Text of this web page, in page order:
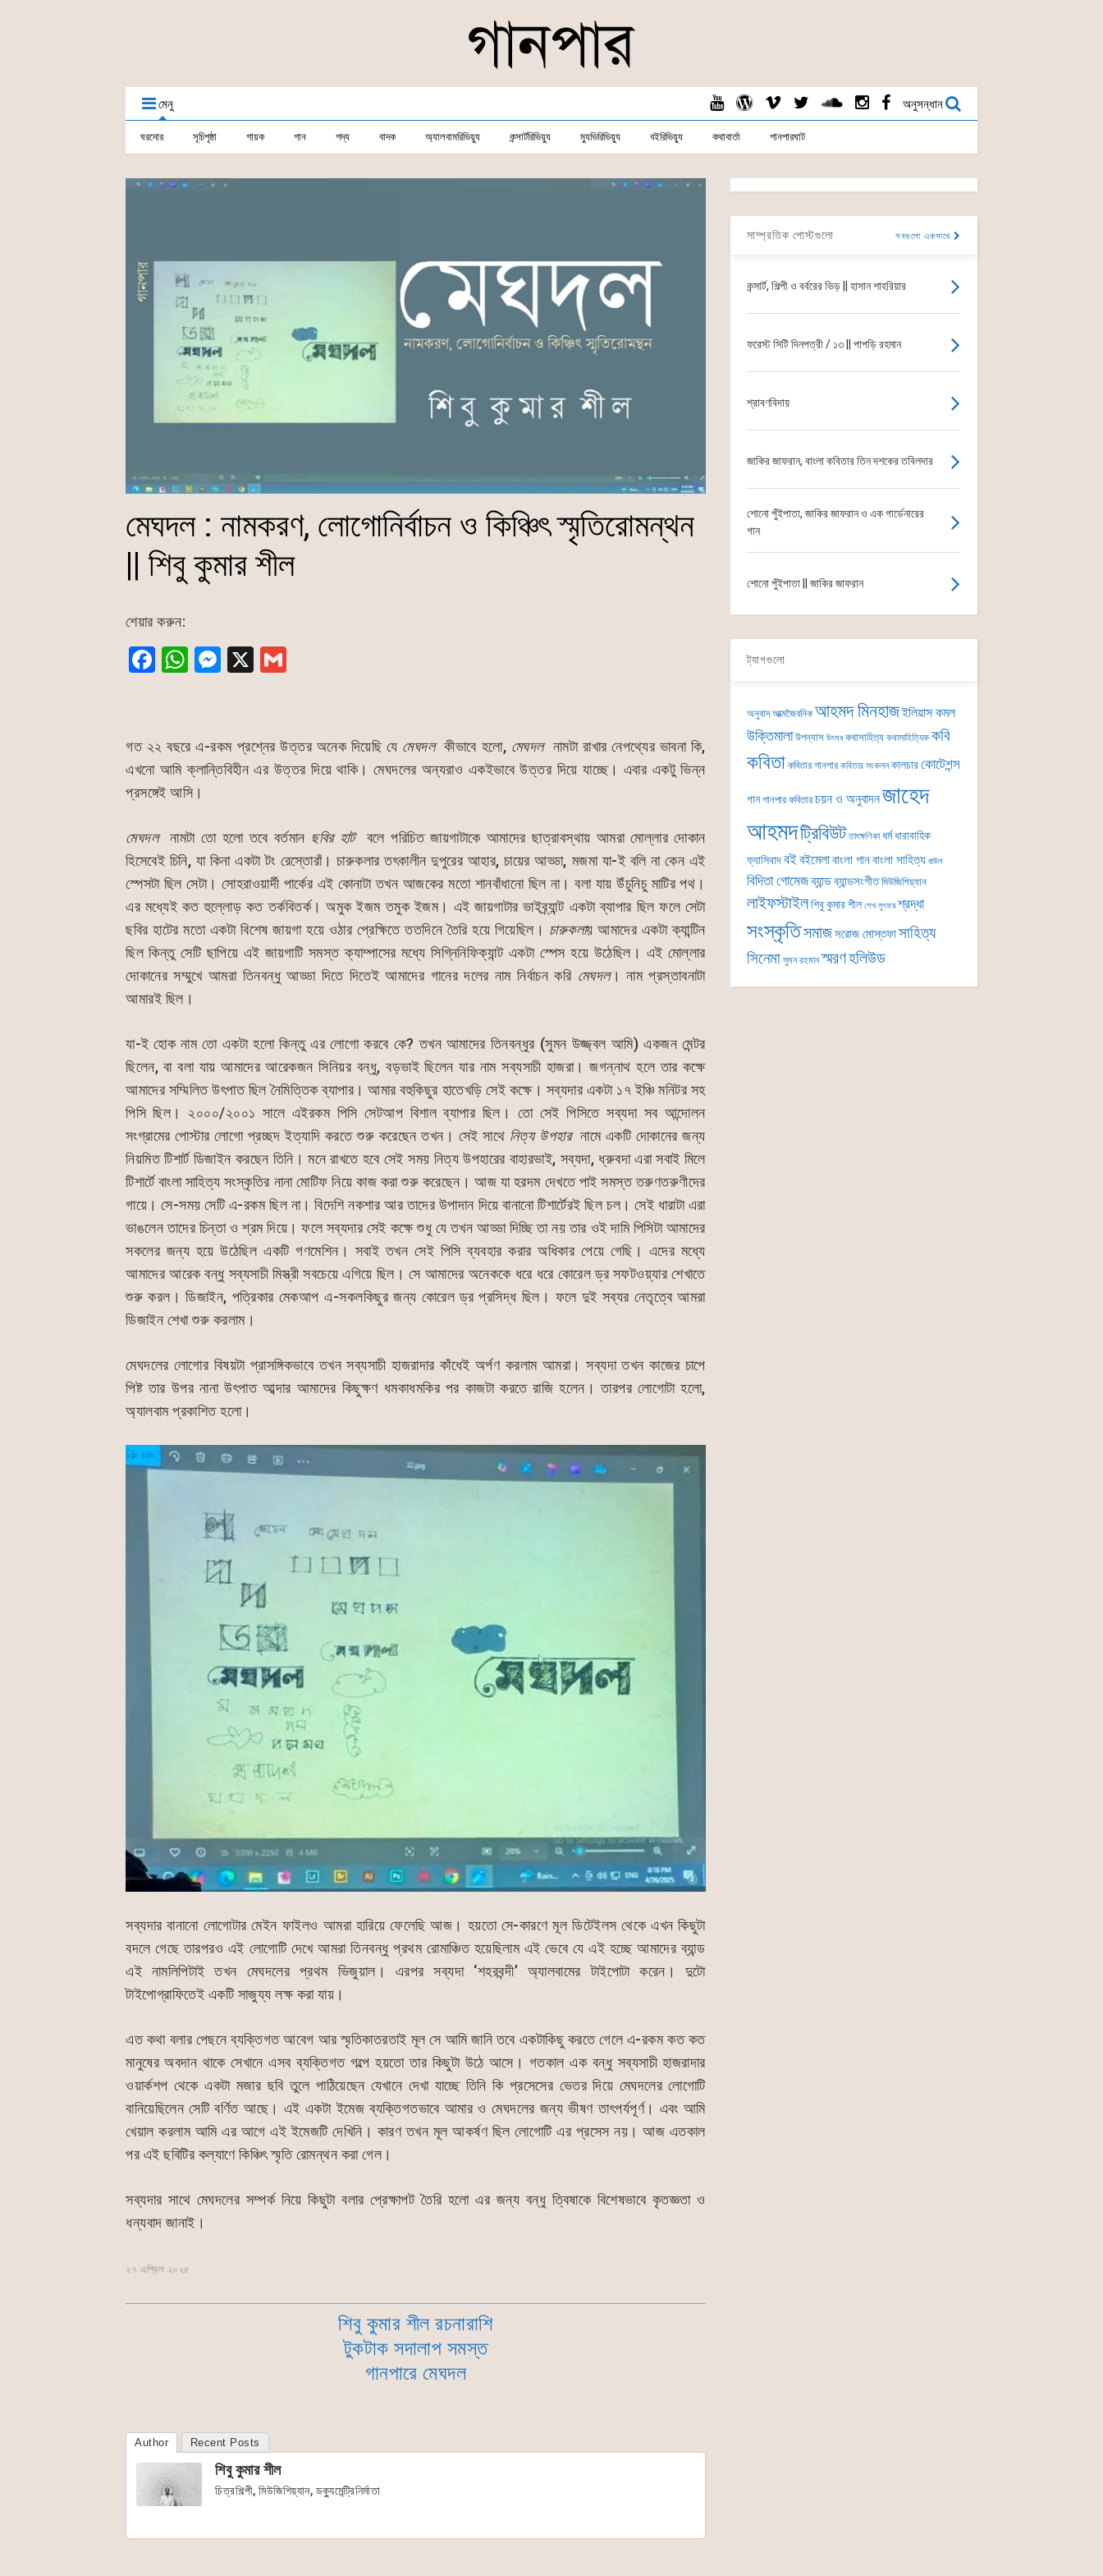
মেনু অনুসন্ধান
ঘরদোর সূচিপৃষ্ঠা গায়ক গান গদ্য বাদক অ্যালবামরিভিয়্যু কন্সার্টরিভিয়্যু ম্যুভিরিভিয়্যু বইরিভিয়্যু কথাবার্তা গানপারঘাট
মেঘদল : নামকরণ, লোগোনির্বাচন ও কিঞ্চিৎ স্মৃতিরোমন্থন
|| শিবু কুমার শীল
শেয়ার করুন:
F
e
b
o
k
W
s
A
p
M
s
e
er
X
l
গত ২২ বছরে এ-রকম প্রশ্নের উত্তর অনেক দিয়েছি যে মেঘদলকীভাবে হলো, মেঘদলনামটা রাখার নেপথ্যের ভাবনা কি,
এখনো আমি ক্লান্তিবিহীন এর উত্তর দিয়ে থাকি। মেঘদলের অন্যরাও একইভাবে উত্তর দিয়ে যাচ্ছে। এবার একটু ভিন্ন
প্রসঙ্গেই আসি।
মেঘদলনামটা তো হলো তবে বর্তমান ছবির হাটবলে পরিচিত জায়গাটাকে আমাদের ছাত্রাবস্থায় আমরা মোল্লার দোকান
হিসেবেই চিনি, যা কিনা একটা টং রেস্তোরাঁ। চারুকলার তৎকালীন দুপুরের আহার, চায়ের আড্ডা, মজমা যা-ই বলি না কেন এই
স্পেসটা ছিল সেটা। সোহরাওয়ার্দী পার্কের এই কোনাটা তখন আজকের মতো শানবাঁধানো ছিল না। বলা যায় উঁচুনিচু মাটির পথ।
এর মধ্যেই কত হুল্লোড় কত তর্কবিতর্ক। অমুক ইজম তমুক ইজম। এই জায়গাটার ভাইব্র্যান্ট একটা ব্যাপার ছিল ফলে সেটা
ছবির হাটের মতো একটা বিশেষ জায়গা হয়ে ওঠার প্রেক্ষিতে ততদিনে তৈরি হয়ে গিয়েছিল। চারুকলায় আমাদের একটা ক্যান্টিন
ছিল কিন্তু সেটি ছাপিয়ে এই জায়গাটি সমস্ত ক্যাম্পাসের মধ্যে সিগ্নিনিফিক্যান্ট একটা স্পেস হয়ে উঠেছিল। এই মোল্লার
দোকানের সম্মুখে আমরা তিনবন্ধু আড্ডা দিতে দিতেই আমাদের গানের দলের নাম নির্বাচন করি মেঘদল। নাম প্রস্তাবনাটা
আমারই ছিল।
যা-ই হোক নাম তো একটা হলো কিন্তু এর লোগো করবে কে? তখন আমাদের তিনবন্ধুর (সুমন উজ্জ্বল আমি) একজন মেন্টর
ছিলেন, বা বলা যায় আমাদের আরেকজন সিনিয়র বন্ধু, বড়ভাই ছিলেন যার নাম সব্যসাচী হাজরা। জগন্নাথ হলে তার কক্ষে
আমাদের সম্মিলিত উৎপাত ছিল নৈমিত্তিক ব্যাপার। আমার বহুকিছুর হাতেখড়ি সেই কক্ষে। সব্যদার একটা ১৭ ইঞ্চি মনিটর সহ
পিসি ছিল। ২০০০/২০০১ সালে এইরকম পিসি সেটআপ বিশাল ব্যাপার ছিল। তো সেই পিসিতে সব্যদা সব আন্দোলন
সংগ্রামের পোস্টার লোগো প্রচ্ছদ ইত্যাদি করতে শুরু করেছেন তখন। সেই সাথে নিত্য উপহারনামে একটি দোকানের জন্য
নিয়মিত টিশার্ট ডিজাইন করছেন তিনি। মনে রাখতে হবে সেই সময় নিত্য উপহারের বাহারভাই, সব্যদা, ধ্রুবদা এরা সবাই মিলে
টিশার্টে বাংলা সাহিত্য সংস্কৃতির নানা মোটিফ নিয়ে কাজ করা শুরু করেছেন। আজ যা হরদম দেখতে পাই সমস্ত তরুণতরুণীদের
গায়ে। সে-সময় সেটি এ-রকম ছিল না। বিদেশি নকশার আর তাদের উপাদান দিয়ে বানানো টিশার্টেরই ছিল চল। সেই ধারাটা এরা
ভাঙলেন তাদের চিন্তা ও শ্রম দিয়ে। ফলে সব্যদার সেই কক্ষে শুধু যে তখন আড্ডা দিচ্ছি তা নয় তার ওই দামি পিসিটা আমাদের
সকলের জন্য হয়ে উঠেছিল একটি গণমেশিন। সবাই তখন সেই পিসি ব্যবহার করার অধিকার পেয়ে গেছি। এদের মধ্যে
আমাদের আরেক বন্ধু সব্যসাচী মিস্ত্রী সবচেয়ে এগিয়ে ছিল। সে আমাদের অনেককে ধরে ধরে কোরেল ড্র সফটওয়্যার শেখাতে
শুরু করল। ডিজাইন, পত্রিকার মেকআপ এ-সকলকিছুর জন্য কোরেল ড্র প্রসিদ্ধ ছিল। ফলে দুই সব্যর নেতৃত্বে আমরা
ডিজাইন শেখা শুরু করলাম।
মেঘদলের লোগোর বিষয়টা প্রাসঙ্গিকভাবে তখন সব্যসাচী হাজরাদার কাঁধেই অর্পণ করলাম আমরা। সব্যদা তখন কাজের চাপে
পিষ্ট তার উপর নানা উৎপাত আব্দার আমাদের কিছুক্ষণ ধমকাধমকির পর কাজটা করতে রাজি হলেন। তারপর লোগোটা হলো,
অ্যালবাম প্রকাশিত হলো।
সব্যদার বানানো লোগোটার মেইন ফাইলও আমরা হারিয়ে ফেলেছি আজ। হয়তো সে-কারণে মূল ডিটেইলস থেকে এখন কিছুটা
বদলে গেছে তারপরও এই লোগোটি দেখে আমরা তিনবন্ধু প্রথম রোমাঞ্চিত হয়েছিলাম এই ভেবে যে এই হচ্ছে আমাদের ব্যান্ড
এই নামলিপিটাই তখন মেঘদলের প্রথম ভিজুয়াল। এরপর সব্যদা ‘শহরবন্দী’ অ্যালবামের টাইপোটা করেন। দুটো
টাইপোগ্রাফিতেই একটি সাজুয্য লক্ষ করা যায়।
এত কথা বলার পেছনে ব্যক্তিগত আবেগ আর স্মৃতিকাতরতাই মূল সে আমি জানি তবে একটাকিছু করতে গেলে এ-রকম কত কত
মানুষের অবদান থাকে সেখানে এসব ব্যক্তিগত গল্পে হয়তো তার কিছুটা উঠে আসে। গতকাল এক বন্ধু সব্যসাচী হাজরাদার
ওয়ার্কশপ থেকে একটা মজার ছবি তুলে পাঠিয়েছেন যেখানে দেখা যাচ্ছে তিনি কি প্রসেসের ভেতর দিয়ে মেঘদলের লোগোটি
বানিয়েছিলেন সেটি বর্ণিত আছে। এই একটা ইমেজ ব্যক্তিগতভাবে আমার ও মেঘদলের জন্য ভীষণ তাৎপর্যপূর্ণ। এবং আমি
খেয়াল করলাম আমি এর আগে এই ইমেজটি দেখিনি। কারণ তখন মূল আকর্ষণ ছিল লোগোটি এর প্রসেস নয়। আজ এতকাল
পর এই ছবিটির কল্যাণে কিঞ্চিৎ স্মৃতি রোমন্থন করা গেল।
সব্যদার সাথে মেঘদলের সম্পর্ক নিয়ে কিছুটা বলার প্রেক্ষাপট তৈরি হলো এর জন্য বন্ধু ত্বিষাকে বিশেষভাবে কৃতজ্ঞতা ও
ধন্যবাদ জানাই।
২৭ এপ্রিল ২০২৫
শিবু কুমার শীল রচনারাশি
টুকটাক সদালাপ সমস্ত
গানপারে মেঘদল
Author Recent Posts
শিবু কুমার শীল
চিত্রশিল্পী, মিউজিশিয়্যান, ডক্যুমেন্ট্রিনির্মাতা
সাম্প্রতিক পোস্টগুলো সবগুলো একসাথে
কন্সার্ট, শিল্পী ও বর্বরের ভিড় || হাসান শাহরিয়ার
ফরেস্ট সিটি দিনপত্রী / ১৩ || পাপড়ি রহমান
শ্রাবণবিদায়
জাকির জাফরান, বাংলা কবিতার তিন দশকের তবিলদার
শোনো পুঁইপাতা, জাকির জাফরান ও এক গার্ডেনারের
গান
শোনো পুঁইপাতা || জাকির জাফরান
ট্যাগগুলো
অনুবাদ আত্মজৈবনিক আহমদ মিনহাজইলিয়াস কমল
উক্তিমালা উপন্যাস উৎসব কথাসাহিত্য কথাসাহিত্যিক কবি
কবিতা কবিতার গানপার কবিতার সংকলন কালচারকোটেশন্স
গান গানপার কবিতার চয়ন ও অনুবাদনজাহেদ
আহমদট্রিবিউট তাৎক্ষণিকা ধর্ম ধারাবাহিক
ফ্যাসিবাদবইবইমেলাবাংলা গানবাংলা সাহিত্য বাউল
বিদিতা গোমেজব্যান্ডব্যান্ডসংগীত মিউজিশিয়্যান
লাইফস্টাইলশিবু কুমার শীল শেখ লুৎফর শ্রদ্ধা
সংস্কৃতিসমাজসরোজ মোস্তফাসাহিত্য
সিনেমা সুমন রহমান স্মরণহলিউড